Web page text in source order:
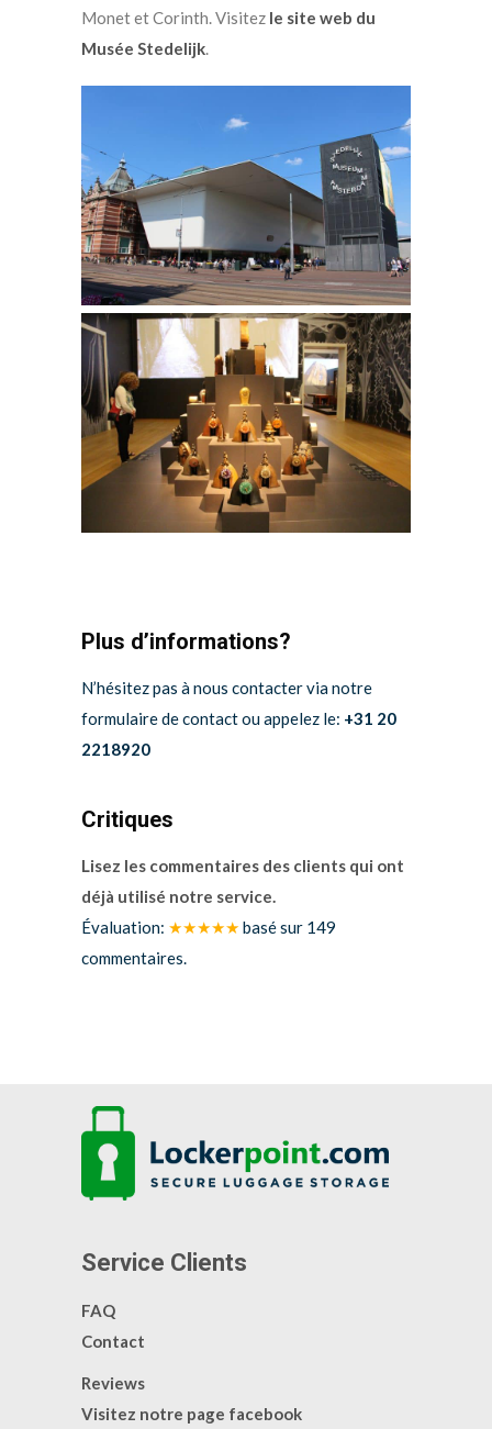
Monet et Corinth. Visitez le site web du
Musée Stedelijk.
Plus d’informations?
N’hésitez pas à nous contacter via notre
formulaire de contact ou appelez le: +31 20
2218920
Critiques
Lisez les commentaires des clients qui ont
déjà utilisé notre service.
Évaluation: ★★★★★ basé sur 149
commentaires.
Service Clients
FAQ
Contact
Reviews
Visitez notre page facebook